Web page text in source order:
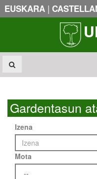
EUSKARA |
Gardentasun
Izena
Mota